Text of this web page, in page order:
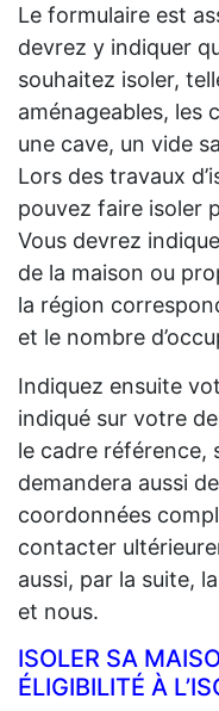
Le formulaire est
devrez y indiquer
souhaitez isoler,
aménageables, les
une cave, un vide
Lors des travaux
pouvez faire isoler
Vous devrez
de la maison ou
la région
et le nombre
Indiquez ensuite
indiqué sur votre
le cadre référence,
demandera aussi
coordonnées
contacter
aussi, par la suite,
et nous.
ISOLER SA
ÉLIGIBILITÉ À